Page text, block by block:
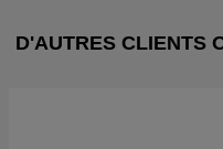
D'AUTRES CLIENTS